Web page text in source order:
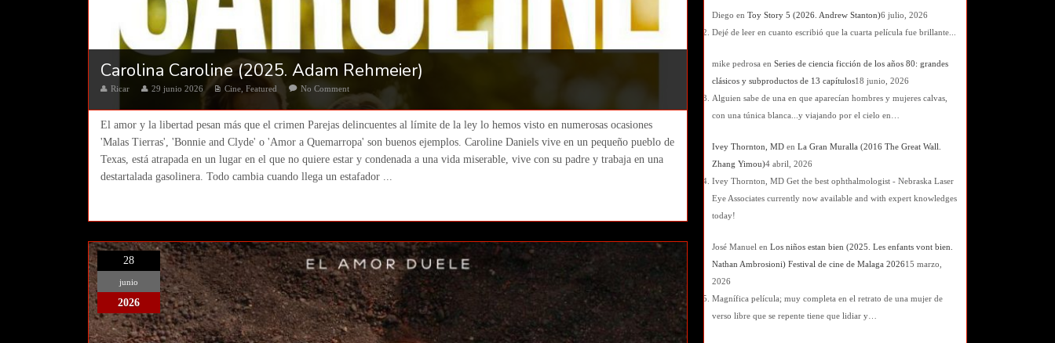
Carolina Caroline (2025. Adam Rehmeier)
Ricar 29 junio 2026 Cine ,Featured No Comment
El amor y la libertad pesan más que el crimen Parejas delincuentes al límite de la ley lo hemos visto en numerosas ocasiones
'Malas Tierras', 'Bonnie and Clyde' o 'Amor a Quemarropa' son buenos ejemplos. Caroline Daniels vive en un pequeño pueblo de
Texas, está atrapada en un lugar en el que no quiere estar y condenada a una vida miserable, vive con su padre y trabaja en una
destartalada gasolinera. Todo cambia cuando llega un estafador ...
28
junio
2026
Diego en Toy Story 5 (2026. Andrew Stanton)6 julio, 2026
Dejé de leer en cuanto escribió que la cuarta película fue brillante...
mike pedrosa en Series de ciencia ficción de los años 80: grandes
clásicos y subproductos de 13 capítulos18 junio, 2026
Alguien sabe de una en que aparecían hombres y mujeres calvas,
con una túnica blanca...y viajando por el cielo en…
Ivey Thornton, MD en La Gran Muralla (2016 The Great Wall.
Zhang Yimou)4 abril, 2026
Ivey Thornton, MD Get the best ophthalmologist - Nebraska Laser
Eye Associates currently now available and with expert knowledges
today!
José Manuel en Los niños estan bien (2025. Les enfants vont bien.
Nathan Ambrosioni) Festival de cine de Malaga 202615 marzo,
2026
Magnífica película; muy completa en el retrato de una mujer de
verso libre que se repente tiene que lidiar y…